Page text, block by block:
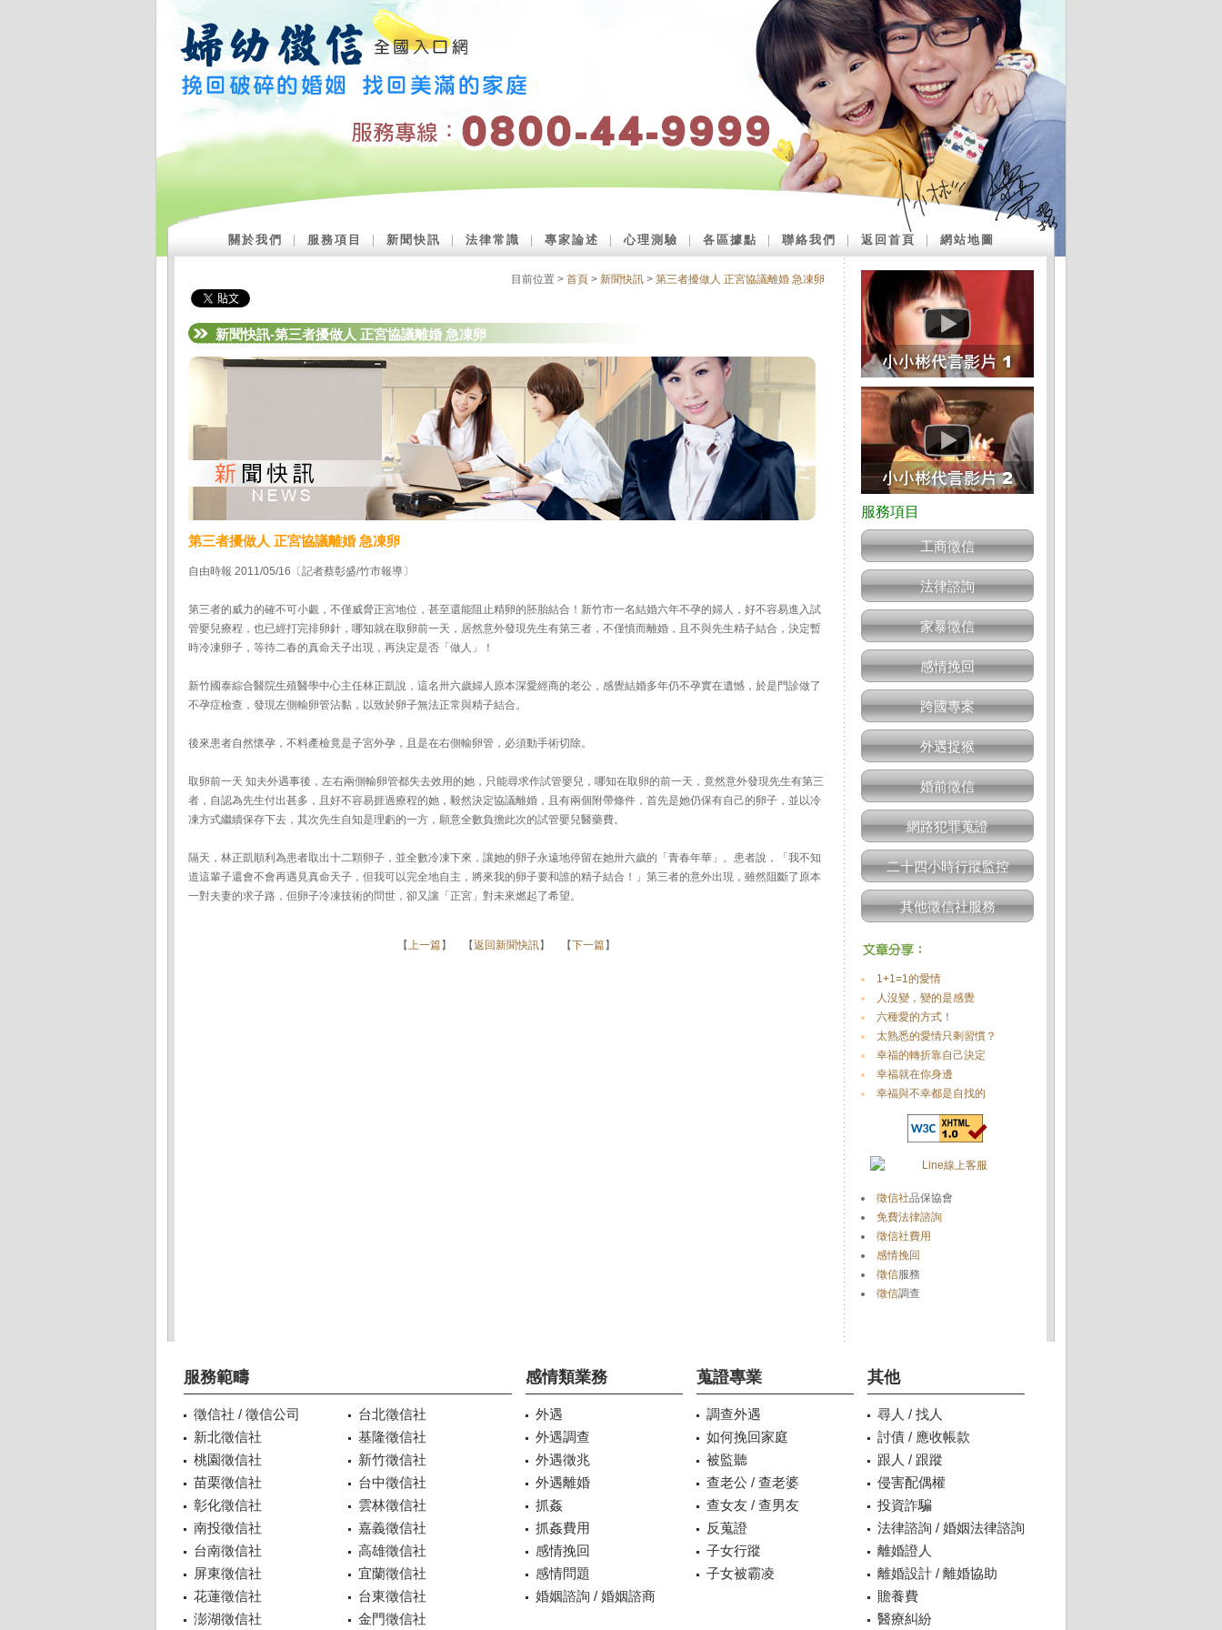
關於我們 服務項目 新聞快訊 法律常識 專家論述 ｜心理測驗 各區據點 聯絡我們 返回首頁 網站地圖
目前位置 > 首頁 > 新聞快訊 > 第三者擾做人 正宮協議離婚 急凍卵
新聞快訊-第三者擾做人 正宮協議離婚 急凍卵
第三者擾做人 正宮協議離婚 急凍卵
自由時報 2011/05/16〔記者蔡彰盛/竹市報導〕
第三者的威力的確不可小覷，不僅威脅正宮地位，甚至還能阻止精卵的胚胎結合！新竹市一名結婚六年不孕的婦人，好不容易進入試
管嬰兒療程，也已經打完排卵針，哪知就在取卵前一天，居然意外發現先生有第三者，不僅憤而離婚，且不與先生精子結合，決定暫
時冷凍卵子，等待二春的真命天子出現，再決定是否「做人」！
新竹國泰綜合醫院生殖醫學中心主任林正凱說，這名卅六歲婦人原本深愛經商的老公，感覺結婚多年仍不孕實在遺憾，於是門診做了
不孕症檢查，發現左側輸卵管沾黏，以致於卵子無法正常與精子結合。
後來患者自然懷孕，不料產檢竟是子宮外孕，且是在右側輸卵管，必須動手術切除。
取卵前一天 知夫外遇事後，左右兩側輸卵管都失去效用的她，只能尋求作試管嬰兒，哪知在取卵的前一天，竟然意外發現先生有第三
者，自認為先生付出甚多，且好不容易捱過療程的她，毅然決定協議離婚，且有兩個附帶條件，首先是她仍保有自己的卵子，並以冷
凍方式繼續保存下去，其次先生自知是理虧的一方，願意全數負擔此次的試管嬰兒醫藥費。
隔天，林正凱順利為患者取出十二顆卵子，並全數冷凍下來，讓她的卵子永遠地停留在她卅六歲的「青春年華」。患者說，「我不知
道這輩子還會不會再遇見真命天子，但我可以完全地自主，將來我的卵子要和誰的精子結合！」第三者的意外出現，雖然阻斷了原本
一對夫妻的求子路，但卵子冷凍技術的問世，卻又讓「正宮」對未來燃起了希望。
【上一篇】 【返回新聞快訊】 【下一篇】
工商徵信
法律諮詢
家暴徵信
感情挽回
跨國專案
外遇捉猴
婚前徵信
網路犯罪蒐證
二十四小時行蹤監控
其他徵信社服務
1+1=1的愛情
人沒變，變的是感覺
六種愛的方式！
太熟悉的愛情只剩習慣？
幸福的轉折靠自己決定
幸福就在你身邊
幸福與不幸都是自找的
徵信社品保協會
免費法律諮詢
徵信社費用
感情挽回
徵信服務
徵信調查
服務範疇
徵信社 / 徵信公司
台北徵信社
新北徵信社
基隆徵信社
桃園徵信社
新竹徵信社
苗栗徵信社
台中徵信社
彰化徵信社
雲林徵信社
南投徵信社
嘉義徵信社
台南徵信社
高雄徵信社
屏東徵信社
宜蘭徵信社
花蓮徵信社
台東徵信社
澎湖徵信社
金門徵信社
感情類業務
外遇
外遇調查
外遇徵兆
外遇離婚
抓姦
抓姦費用
感情挽回
感情問題
婚姻諮詢 / 婚姻諮商
蒐證專業
調查外遇
如何挽回家庭
被監聽
查老公 / 查老婆
查女友 / 查男友
反蒐證
子女行蹤
子女被霸凌
其他
尋人 / 找人
討債 / 應收帳款
跟人 / 跟蹤
侵害配偶權
投資詐騙
法律諮詢 / 婚姻法律諮詢
離婚證人
離婚設計 / 離婚協助
贍養費
醫療糾紛